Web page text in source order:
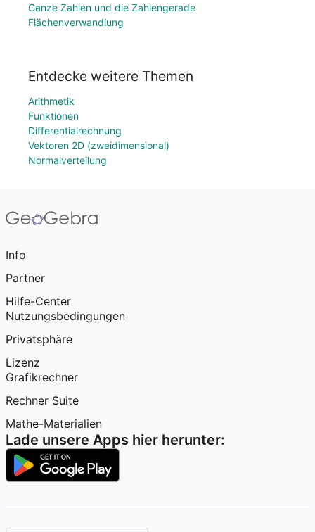
Ganze Zahlen und die Zahlengerade
Flächenverwandlung
Entdecke weitere Themen
Arithmetik
Funktionen
Differentialrechnung
Vektoren 2D (zweidimensional)
Normalverteilung
Info
Partner
Hilfe-Center
Nutzungsbedingungen
Privatsphäre
Lizenz
Grafikrechner
Rechner Suite
Mathe-Materialien
Lade unsere Apps hier herunter: